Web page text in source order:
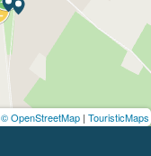
© OpenStreetMap | TouristicMaps